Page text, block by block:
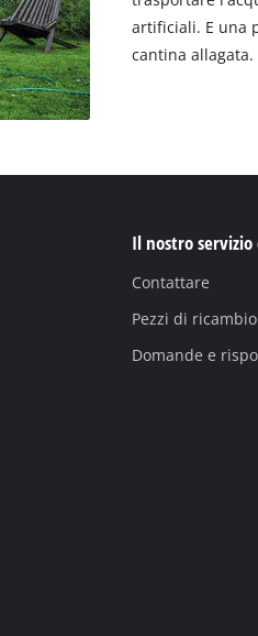
artificiali. E una
cantina allagata.
Il nostro
Contattare
Pezzi di
Domande e